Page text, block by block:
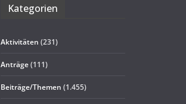
Kate­go­rien
Aktivitäten (231)
Anträge(111)
Beiträge/Themen (1.455)